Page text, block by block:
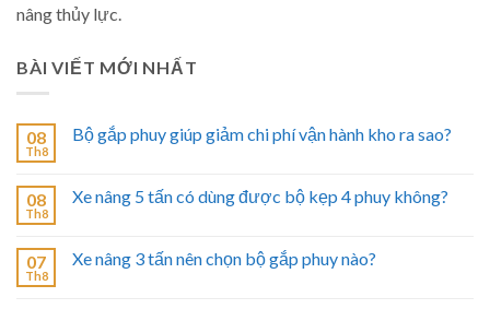
nâng thủy lực.
BÀI VIẾT MỚI NHẤT
08
Th8
Bộ gắp phuy giúp giảm chi phí vận hành kho ra sao?
08
Th8
Xe nâng 5 tấn có dùng được bộ kẹp 4 phuy không?
07
Th8
Xe nâng 3 tấn nên chọn bộ gắp phuy nào?